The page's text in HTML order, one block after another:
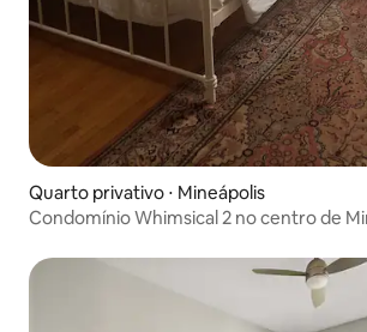
Quarto privativo ⋅ Mineápolis
Condomínio Whimsical 2 no centro de